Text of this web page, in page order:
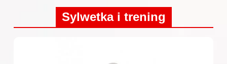
Sylwetka i trening